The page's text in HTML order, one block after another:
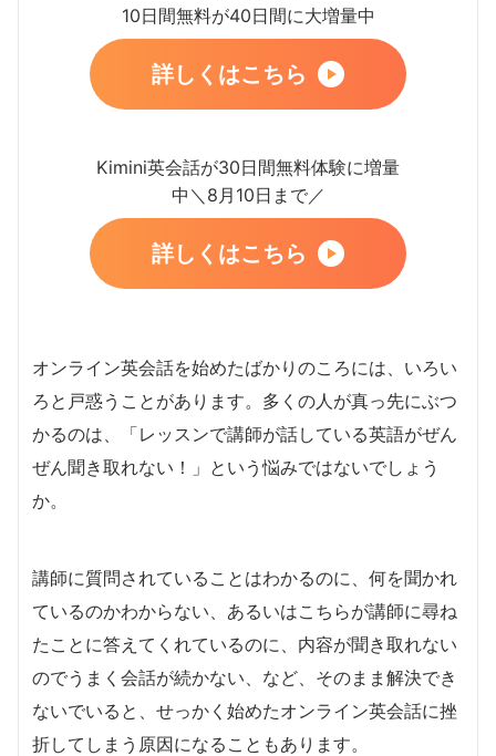
10日間無料が40日間に大増量中
詳しくはこちら
Kimini英会話が30日間無料体験に増量
中＼8月10日まで／
詳しくはこちら
オンライン英会話を始めたばかりのころには、いろい
ろと戸惑うことがあります。多くの人が真っ先にぶつ
かるのは、「レッスンで講師が話している英語がぜん
ぜん聞き取れない！」という悩みではないでしょう
か。
講師に質問されていることはわかるのに、何を聞かれ
ているのかわからない、あるいはこちらが講師に尋ね
たことに答えてくれているのに、内容が聞き取れない
のでうまく会話が続かない、など、そのまま解決でき
ないでいると、せっかく始めたオンライン英会話に挫
折してしまう原因になることもあります。